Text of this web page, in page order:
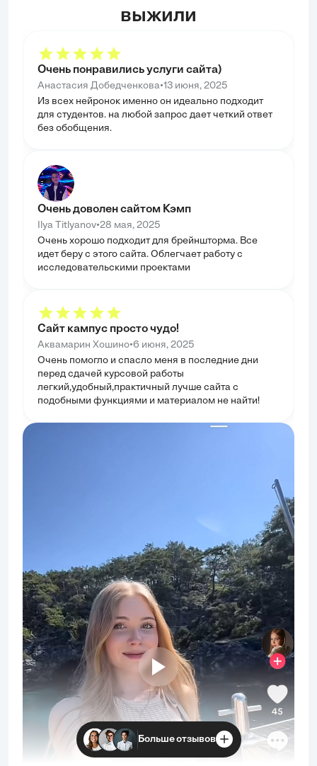
выжили
Очень понравились услуги сайта)
Анастасия Добедченкова•13 июня, 2025
Из всех нейронок именно он идеально подходит
для студентов. на любой запрос дает четкий ответ
без обобщения.
Очень доволен сайтом Кэмп
Ilya Titlyanov•28 мая, 2025
Очень хорошо подходит для брейншторма. Все
идет беру с этого сайта. Облегчает работу с
исследовательскими проектами
Сайт кампус просто чудо!
Аквамарин Хошино•6 июня, 2025
Очень помогло и спасло меня в последние дни
перед сдачей курсовой работы
легкий,удобный,практичный лучше сайта с
подобными функциями и материалом не найти!
Больше отзывов